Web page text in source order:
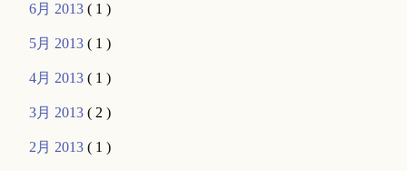
6月 2013( 1 )
5月 2013( 1 )
4月 2013( 1 )
3月 2013( 2 )
2月 2013( 1 )